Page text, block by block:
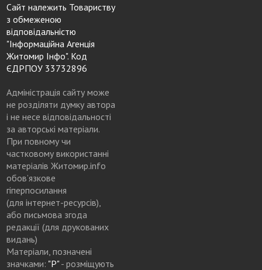
Сайт належить Товариству
з обмеженою
відповідальністю
"Інформаційна Агенція
Житомир Інфо". Код
ЄДРПОУ 33732896
Адміністрація сайту може
не розділяти думку автора
і не несе відповідальності
за авторські матеріали.
При повному чи
частковому використанні
матеріалів Житомир.info
обов’язкове
гіперпосилання
(для інтернет-ресурсів),
або письмова згода
редакції (для друкованих
видань)
Матеріали, позначені
значками: "Р"- розміщують